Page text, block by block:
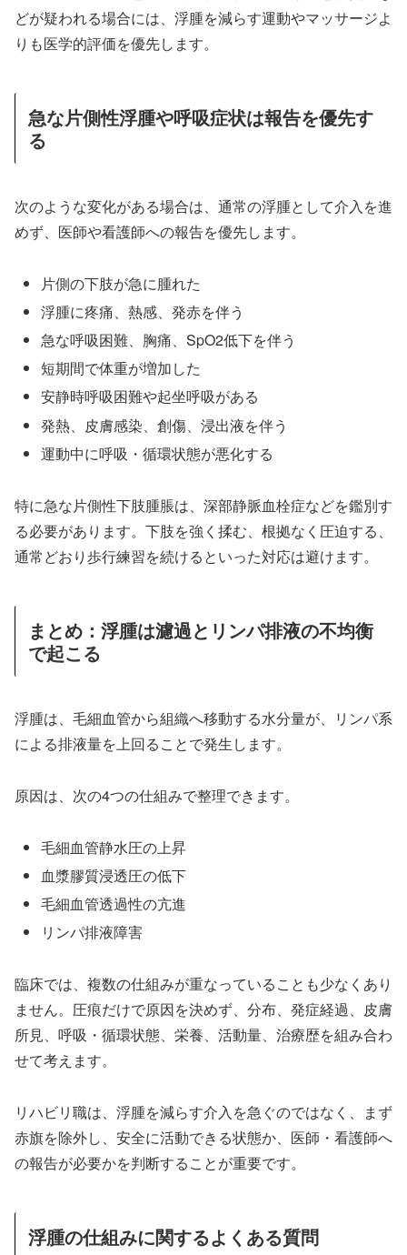
どが疑われる場合には、浮腫を減らす運動やマッサージよ
りも医学的評価を優先します。
急な片側性浮腫や呼吸症状は報告を優先す
る
次のような変化がある場合は、通常の浮腫として介入を進
めず、医師や看護師への報告を優先します。
片側の下肢が急に腫れた
浮腫に疼痛、熱感、発赤を伴う
急な呼吸困難、胸痛、SpO2低下を伴う
短期間で体重が増加した
安静時呼吸困難や起坐呼吸がある
発熱、皮膚感染、創傷、浸出液を伴う
運動中に呼吸・循環状態が悪化する
特に急な片側性下肢腫脹は、深部静脈血栓症などを鑑別す
る必要があります。下肢を強く揉む、根拠なく圧迫する、
通常どおり歩行練習を続けるといった対応は避けます。
まとめ：浮腫は濾過とリンパ排液の不均衡
で起こる
浮腫は、毛細血管から組織へ移動する水分量が、リンパ系
による排液量を上回ることで発生します。
原因は、次の4つの仕組みで整理できます。
毛細血管静水圧の上昇
血漿膠質浸透圧の低下
毛細血管透過性の亢進
リンパ排液障害
臨床では、複数の仕組みが重なっていることも少なくあり
ません。圧痕だけで原因を決めず、分布、発症経過、皮膚
所見、呼吸・循環状態、栄養、活動量、治療歴を組み合わ
せて考えます。
リハビリ職は、浮腫を減らす介入を急ぐのではなく、まず
赤旗を除外し、安全に活動できる状態か、医師・看護師へ
の報告が必要かを判断することが重要です。
浮腫の仕組みに関するよくある質問